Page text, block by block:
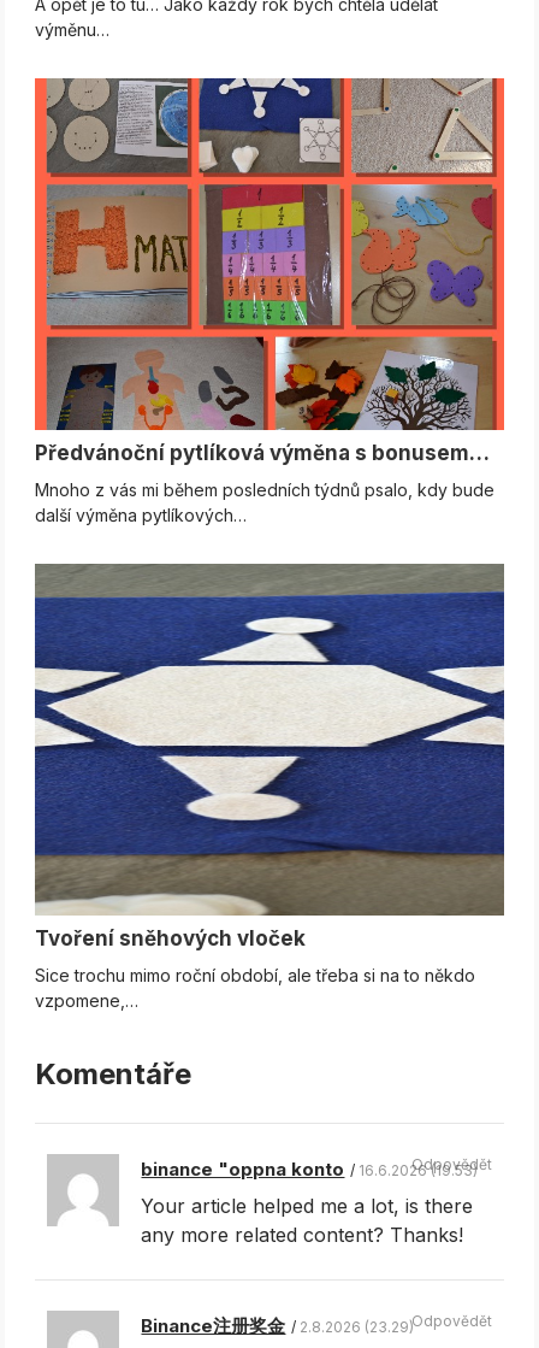
A opět je to tu… Jako každý rok bych chtěla udělat
výměnu…
Předvánoční pytlíková výměna s bonusem…
Mnoho z vás mi během posledních týdnů psalo, kdy bude
další výměna pytlíkových…
Tvoření sněhových vloček
Sice trochu mimo roční období, ale třeba si na to někdo
vzpomene,…
Komentáře
binance "oppna konto 16.6.2026 (19.53)
Your article helped me a lot, is there
any more related content? Thanks!
Odpovědět
Binance注册奖金 2.8.2026 (23.29)Odpovědět